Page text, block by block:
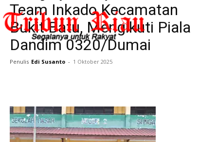
Team Inkado Kecamatan
Bukit Batu, Mengikuti Piala
Dandim 0320/Dumai
Penulis Edi Susanto - 1 Oktober 2025